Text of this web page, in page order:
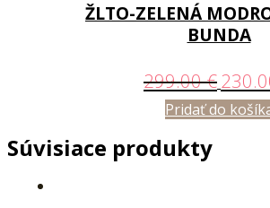
ŽLTO-ZELENÁ
BUNDA
299.00€
Pridať do
Súvisiace produkty